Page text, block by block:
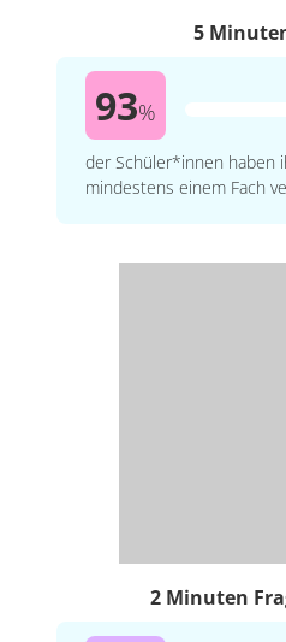
5
93%
der Schüler*innen haben
mindestens einem Fach
2 Minuten